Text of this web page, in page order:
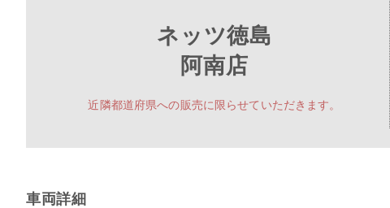
ネッツ徳島
阿南店
近隣都道府県への販売に限らせていただきます。
車両詳細